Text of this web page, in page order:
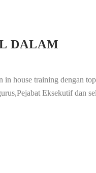
DALAM
in house training dengan
Eksekutif dan